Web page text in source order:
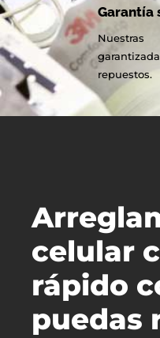
Garantía
repuestos.
celular
rápido
puedas